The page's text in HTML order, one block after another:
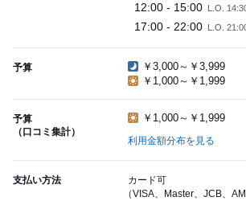
12:00 - 15:00 L.O.
17:00 - 22:00 L.O.
予算
￥3,000～￥3,999
￥1,000～￥1,999
予算
（口コミ集計）
￥1,000～￥1,999
利用金額分布を見る
支払い方法
カード可
（VISA、Master、JCB、